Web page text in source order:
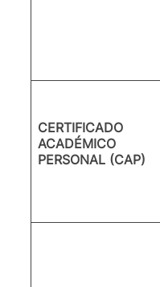
CERTIFICADO
ACADÉMICO
PERSONAL (CAP)